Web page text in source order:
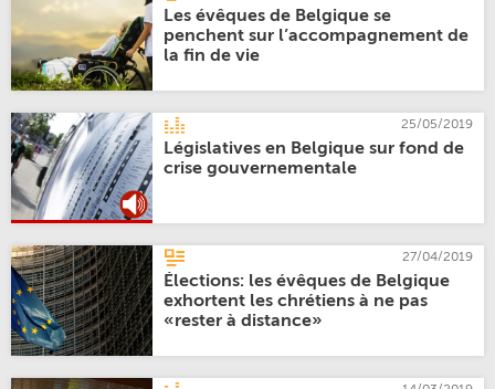
Les évêques de Belgique se
penchent sur l’accompagnement de
la fin de vie
25/05/2019
Législatives en Belgique sur fond de
crise gouvernementale
27/04/2019
Élections: les évêques de Belgique
exhortent les chrétiens à ne pas
«rester à distance»